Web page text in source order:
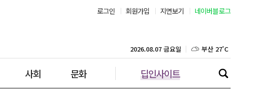
로그인 회원가입 지면보기 네이버블로그
사회 문화 딥인사이트
2026.08.07 금요일 대구 26˚C
인천 29˚C